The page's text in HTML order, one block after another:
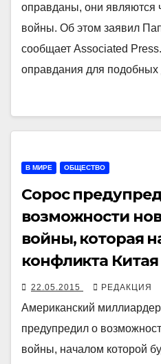
оправданы, они являются
войны. Об этом заявил
сообщает Associated
оправдания для
В МИРЕ ОБЩЕСТВО
Сорос
возможности
войны, которая
конфликта
22.05.2015 РЕДАКЦИЯ
Американский
предупредил о
войны, началом которой